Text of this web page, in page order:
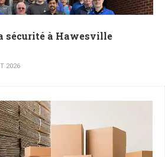
sécurité à Hawesville
2026